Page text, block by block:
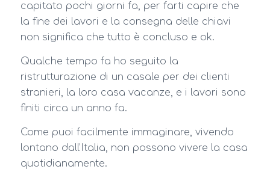
capitato pochi giorni fa, per farti capire che
la fine dei lavori e la consegna delle chiavi
non significa che tutto è concluso e ok.
Qualche tempo fa ho seguito la
ristrutturazione di un casale per dei clienti
stranieri, la loro casa vacanze, e i lavori sono
finiti circa un anno fa.
Come puoi facilmente immaginare, vivendo
lontano dall’Italia, non possono vivere la casa
quotidianamente.